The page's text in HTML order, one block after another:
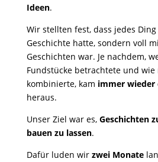
Ideen.
Wir stellten fest, dass jedes
Geschichte hatte, sondern voll
Geschichten war. Je nachdem,
Fundstücke betrachtete und wie
kombinierte, kam immer wieder
heraus.
Unser Ziel war es, Geschichten
bauen zu lassen.
Dafür luden wir zwei Monate